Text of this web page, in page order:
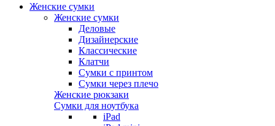
Женские сумки
Женские сумки
Деловые
Дизайнерские
Классические
Клатчи
Сумки с принтом
Сумки через плечо
Женские рюкзаки
Сумки для ноутбука
iPad